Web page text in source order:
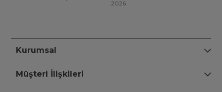
2026
Kurumsal
Müşteri İlişkileri